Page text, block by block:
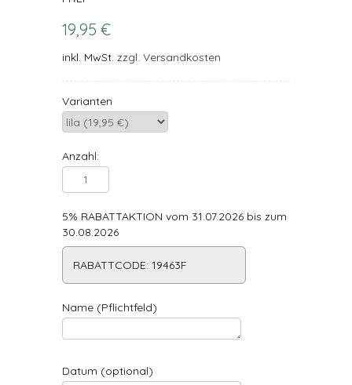
19,95 €
inkl. MwSt. zzgl. Versandkosten
Varianten
Anzahl:
5% RABATTAKTION vom 31.07.2026 bis zum
30.08.2026
RABATTCODE: 19463F
Name (Pflichtfeld)
Datum (optional)